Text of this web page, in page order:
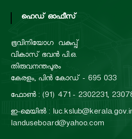
ഹെഡ് ഓഫീസ്
ഭൂവിനിയോഗ വകുപ്പ്
വികാസ് ഭവൻ പി.ഒ.
തിരുവനന്തപുരം
കേരളം, പിൻ കോഡ് - 695 033
ഫോൺ : (91) 471 - 2302231,
ഇ-മെയിൽ :
landuseboard@yahoo.com